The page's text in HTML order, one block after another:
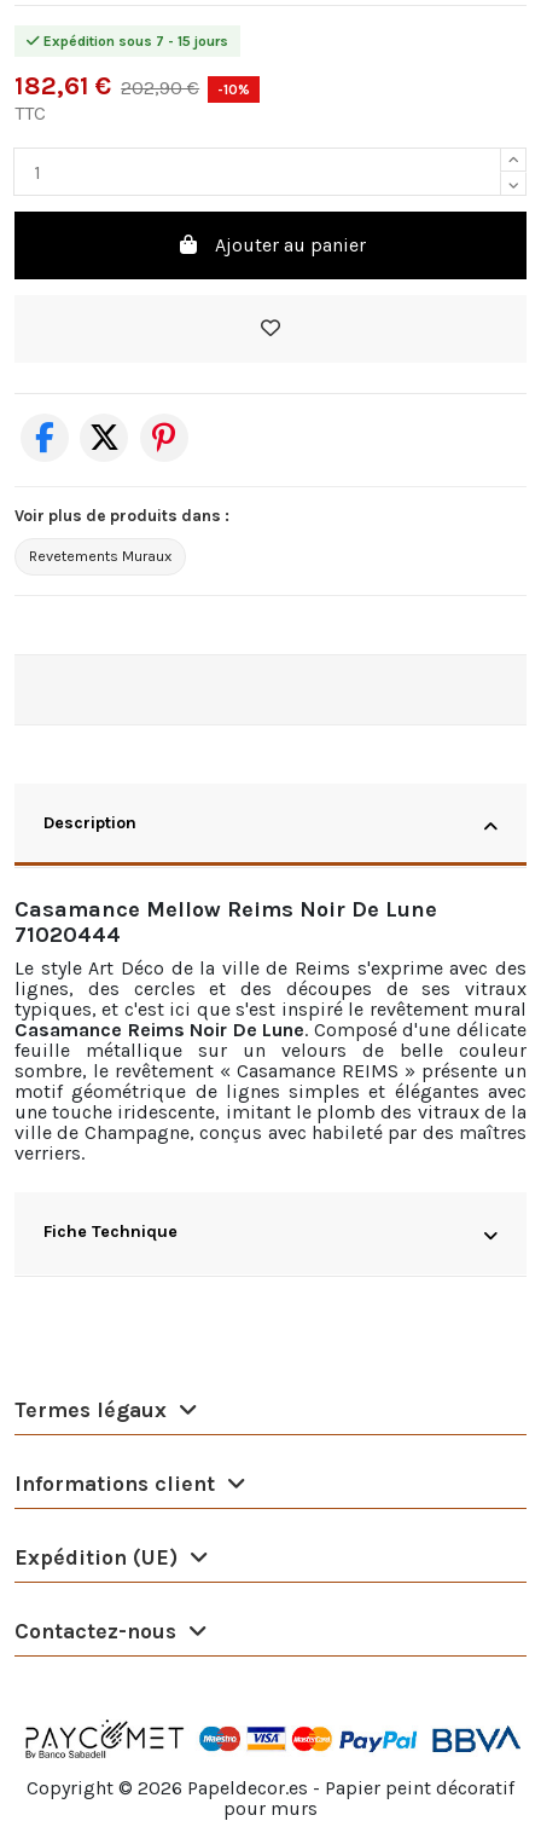
Expédition sous 7 - 15 jours
182,61 € 202,90 € -10%
TTC
Ajouter au panier
Voir plus de produits dans :
Revetements Muraux
Description
Casamance Mellow Reims Noir De Lune
71020444
Le style Art Déco de la ville de Reims s'exprime avec des
lignes, des cercles et des découpes de ses vitraux
typiques, et c'est ici que s'est inspiré le revêtement mural
Casamance Reims Noir De Lune. Composé d'une délicate
feuille métallique sur un velours de belle couleur
sombre, le revêtement « Casamance REIMS » présente un
motif géométrique de lignes simples et élégantes avec
une touche iridescente, imitant le plomb des vitraux de la
ville de Champagne, conçus avec habileté par des maîtres
verriers.
Fiche Technique
Termes légaux
Informations client
Expédition (UE)
Contactez-nous
Copyright © 2026 Papeldecor.es - Papier peint décoratif
pour murs